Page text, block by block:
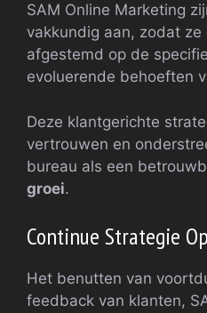
SAM Online Marketing
vakkundig aan, zodat
afgestemd op de
evoluerende behoeften
Deze klantgerichte
vertrouwen en
bureau als een
groei.
Continue Strategie
Het benutten van
feedback van klanten,